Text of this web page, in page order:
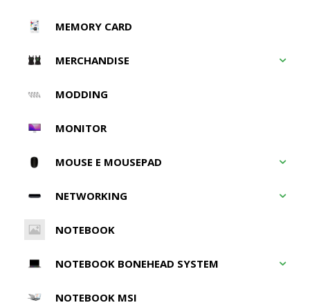
MEMORY CARD
MERCHANDISE
MODDING
MONITOR
MOUSE E MOUSEPAD
NETWORKING
NOTEBOOK
NOTEBOOK BONEHEAD SYSTEM
NOTEBOOK MSI